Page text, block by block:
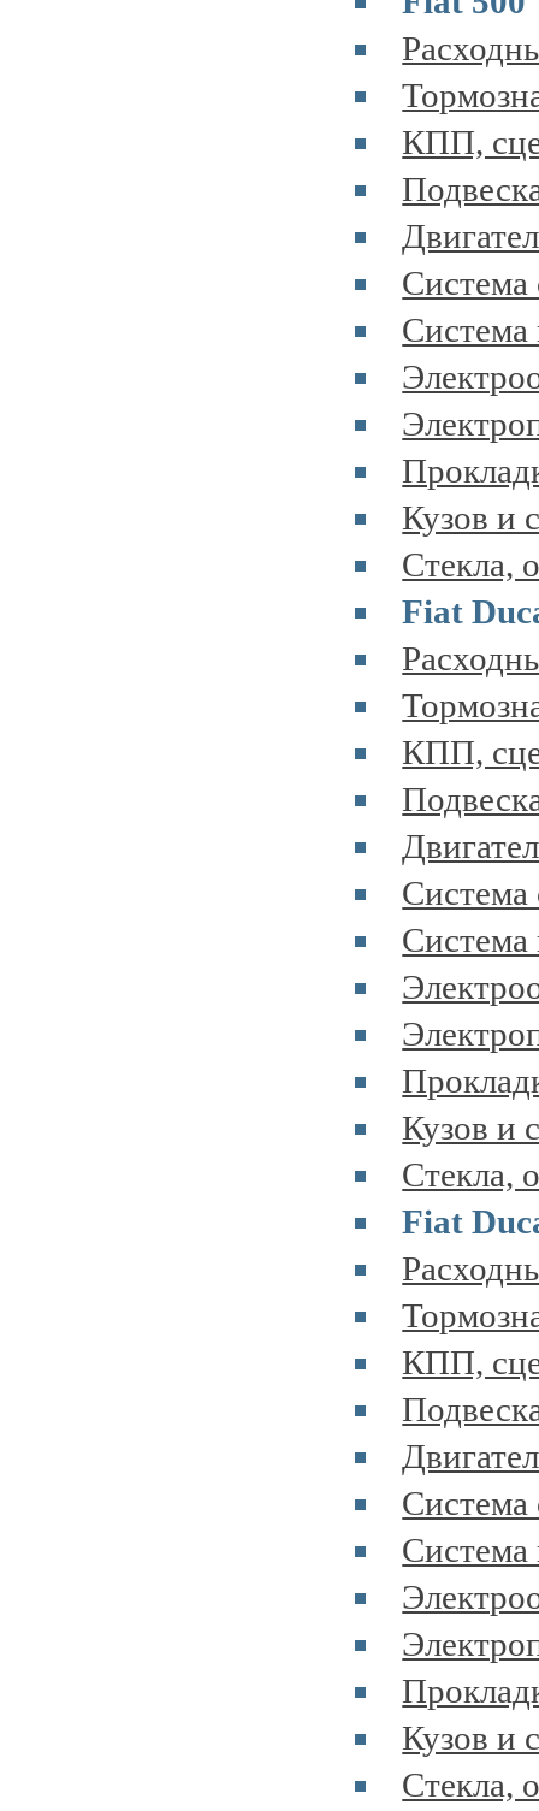
КПП,
Система
Система
Кузов и
Стекла,
Fiat
КПП,
Система
Система
Кузов и
Стекла,
Fiat
КПП,
Система
Система
Кузов и
Стекла,